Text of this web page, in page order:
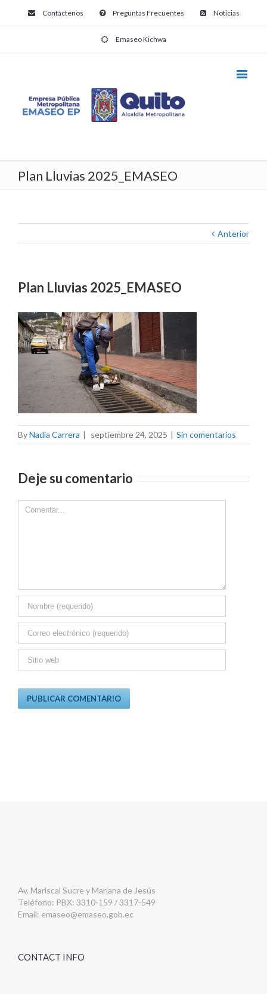
Contáctenos Preguntas Frecuentes Noticias
Emaseo Kichwa
Plan Lluvias 2025_EMASEO
Anterior
Plan Lluvias 2025_EMASEO
ByNadia Carrera | septiembre 24, 2025 | Sin comentarios
Deje su comentario
Comment
Av. Mariscal Sucre y Mariana de Jesús
Teléfono: PBX: 3310-159 / 3317-549
Email: emaseo@emaseo.gob.ec
CONTACT INFO